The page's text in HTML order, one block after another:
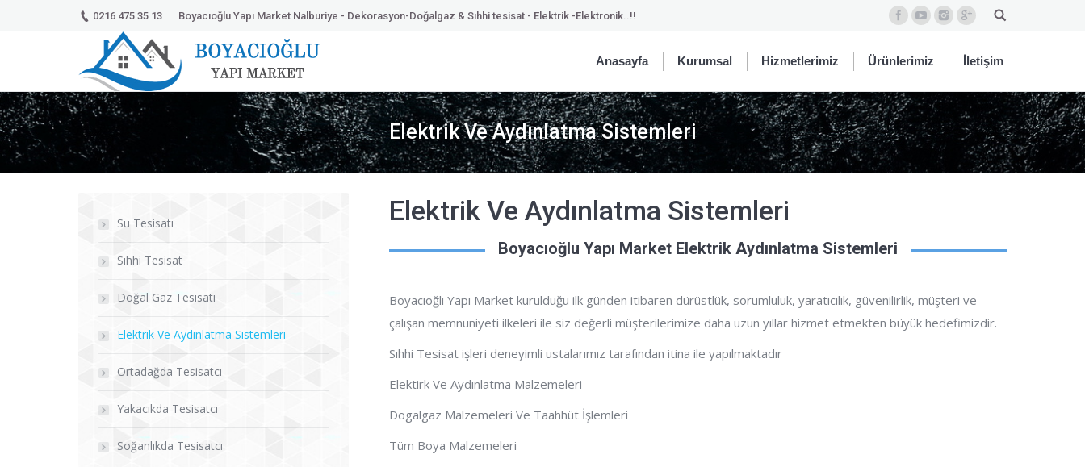
0216 475 35 13 Boyacıoğlu Yapı Market Nalburiye - Dekorasyon-Doğalgaz & Sıhhi tesisat - Elektrik -Elektronik..!!
Anasayfa Kurumsal Hizmetlerimiz Ürünlerimiz İletişim
Elektrik Ve Aydınlatma Sistemleri
Elektrik Ve Aydınlatma Sistemleri
Boyacıoğlu Yapı Market Elektrik Aydınlatma Sistemleri
Boyacıoğlı Yapı Market kurulduğu ilk günden itibaren dürüstlük, sorumluluk, yaratıcılık, güvenilirlik, müşteri ve
çalışan memnuniyeti ilkeleri ile siz değerli müşterilerimize daha uzun yıllar hizmet etmekten büyük hedefimizdir.
Sıhhi Tesisat işleri deneyimli ustalarımız tarafından itina ile yapılmaktadır
Elektirk Ve Aydınlatma Malzemeleri
Dogalgaz Malzemeleri Ve Taahhüt İşlemleri
Tüm Boya Malzemeleri
Su Tesisatı
Sıhhi Tesisat
Doğal Gaz Tesisatı
Elektrik Ve Aydınlatma Sistemleri
Ortadağda Tesisatcı
Yakacıkda Tesisatcı
Soğanlıkda Tesisatcı